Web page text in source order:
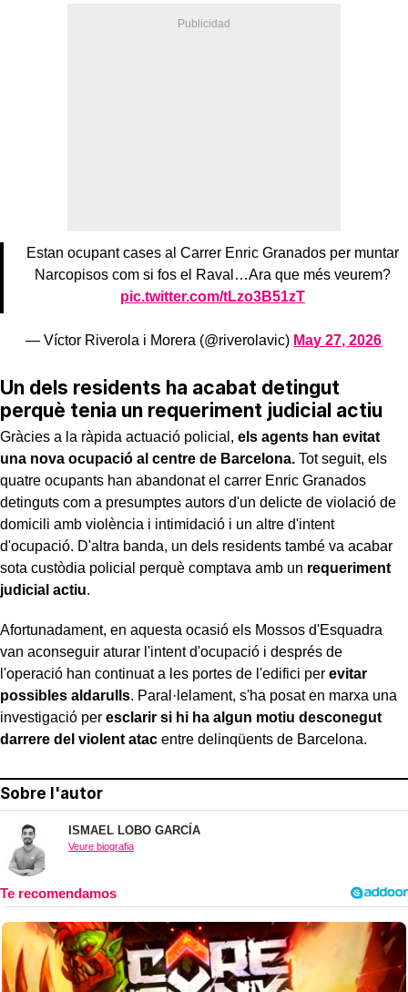
Estan ocupant cases al Carrer Enric Granados per muntar
Narcopisos com si fos el Raval…Ara que més veurem?
pic.twitter.com/tLzo3B51zT
— Víctor Riverola i Morera (@riverolavic) May 27, 2026
Un dels residents ha acabat detingut
perquè tenia un requeriment judicial actiu
Gràcies a la ràpida actuació policial, els agents han evitat
una nova ocupació al centre de Barcelona. Tot seguit, els
quatre ocupants han abandonat el carrer Enric Granados
detinguts com a presumptes autors d'un delicte de violació de
domicili amb violència i intimidació i un altre d'intent
d'ocupació. D'altra banda, un dels residents també va acabar
sota custòdia policial perquè comptava amb un requeriment
judicial actiu.
Afortunadament, en aquesta ocasió els Mossos d'Esquadra
van aconseguir aturar l'intent d'ocupació i després de
l'operació han continuat a les portes de l'edifici per evitar
possibles aldarulls. Paral·lelament, s'ha posat en marxa una
investigació per esclarir si hi ha algun motiu desconegut
darrere del violent atac entre delinqüents de Barcelona.
Sobre l'autor
ISMAEL LOBO GARCÍA
Veure biografia